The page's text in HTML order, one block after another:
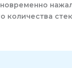
количества